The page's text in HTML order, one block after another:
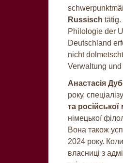
Russisch tätig.
Philologie der
Deutschland
nicht
Verwaltung
Анастасія
року,
та російської
німецької
Вона також
2024 року.
власниці з